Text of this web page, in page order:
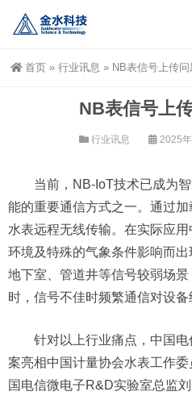
首页 » 行业讯息 » NB表信号上传
NB表信号上
行业讯息 2025年
当前，NB-IoT技术已成为
能的重要通信方式之一。通过
水表远程无线传输。在实际应
环境及特殊的气象条件影响而
地下室、管道井等信号较弱场
时，信号不佳时频繁通信对设备
针对以上行业痛点，中国
案亮相中国计量协会水表工作
国电信微电子R&D实验室总监